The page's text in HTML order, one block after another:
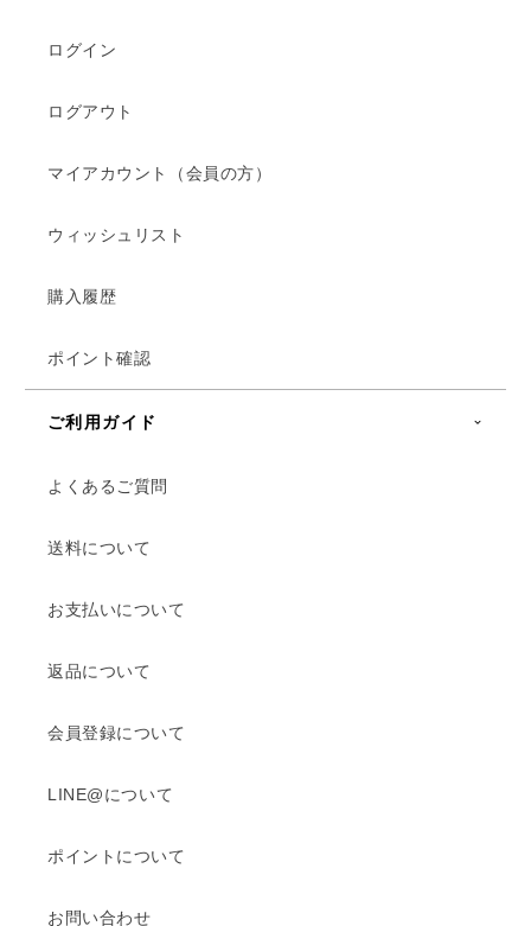
ログイン
ログアウト
マイアカウント（会員の方）
ウィッシュリスト
購入履歴
ポイント確認
ご利用ガイド
よくあるご質問
送料について
お支払いについて
返品について
会員登録について
LINE@について
ポイントについて
お問い合わせ